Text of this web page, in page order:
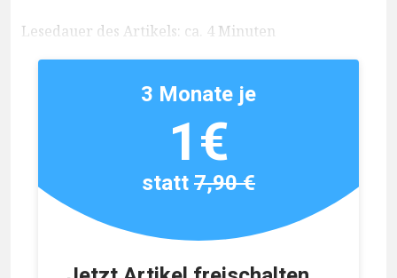
Lesedauer des Artikels: ca. 4 Minuten
3 Monate je
1€
statt7,90 €